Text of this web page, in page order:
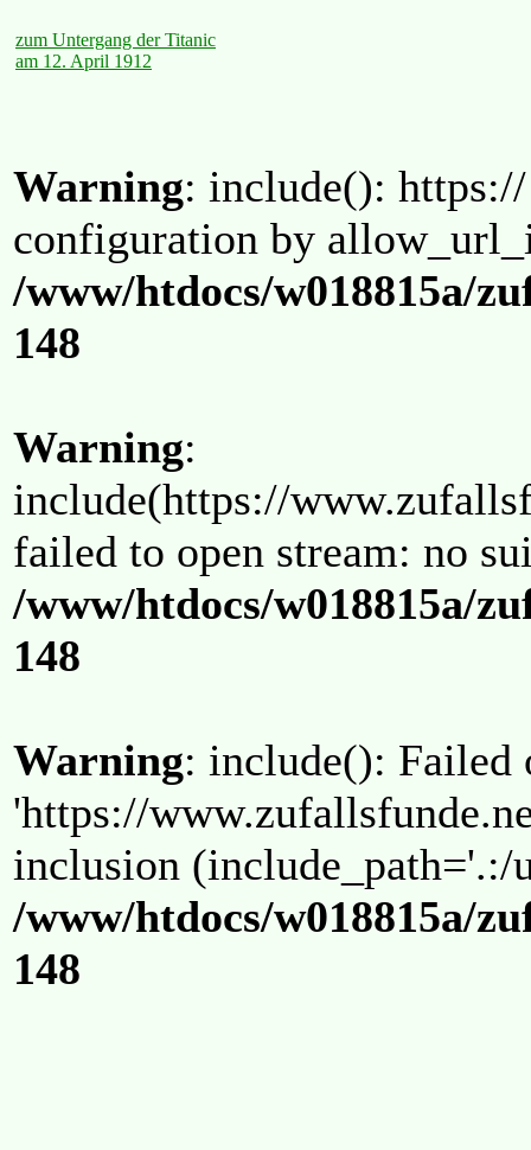
zum Untergang der Titanic
am 12. April 1912
Warning: include():
configuration by
/www/htdocs/w018815a/
148
Warning:
include(https://
failed to open stream: no
/www/htdocs/w018815a/
148
Warning: include(): Failed
'https://
inclusion (include_path='.:/
/www/htdocs/w018815a/
148